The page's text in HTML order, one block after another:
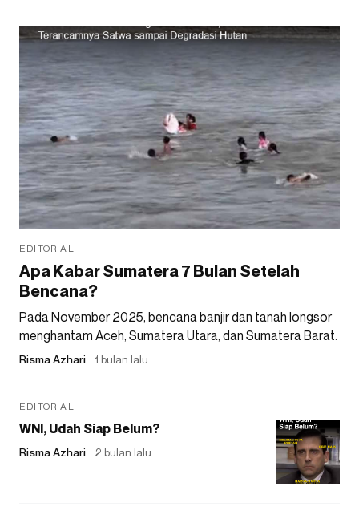
EDITORIAL
Apa Kabar Sumatera 7 Bulan Setelah
Bencana?
Pada November 2025, bencana banjir dan tanah longsor
menghantam Aceh, Sumatera Utara, dan Sumatera Barat.
Risma Azhari 1 bulan lalu
EDITORIAL
WNI, Udah Siap Belum?
Risma Azhari 2 bulan lalu